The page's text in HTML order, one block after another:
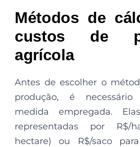
Métodos de
custos de
agrícola
Antes de escolher o
produção, é
medida empregada.
representadas por R$/
hectare) ou R$/saco